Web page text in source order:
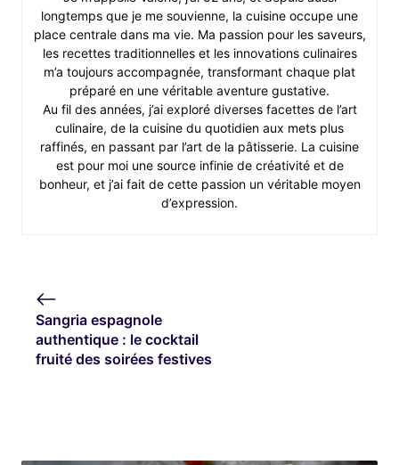
longtemps que je me souvienne, la cuisine occupe une
place centrale dans ma vie. Ma passion pour les saveurs,
les recettes traditionnelles et les innovations culinaires
m’a toujours accompagnée, transformant chaque plat
préparé en une véritable aventure gustative.
Au fil des années, j’ai exploré diverses facettes de l’art
culinaire, de la cuisine du quotidien aux mets plus
raffinés, en passant par l’art de la pâtisserie. La cuisine
est pour moi une source infinie de créativité et de
bonheur, et j’ai fait de cette passion un véritable moyen
d’expression.
Sangria espagnole
authentique : le cocktail
fruité des soirées festives